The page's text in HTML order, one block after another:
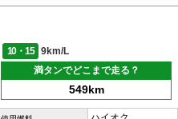
10・15
9km/L
満タンでどこまで走る？
549km